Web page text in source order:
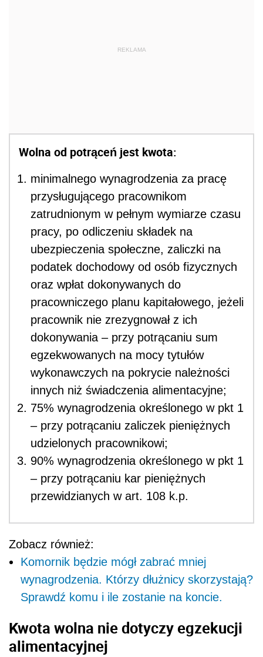
REKLAMA
Wolna od potrąceń jest kwota:
minimalnego wynagrodzenia za pracę
przysługującego pracownikom
zatrudnionym w pełnym wymiarze czasu
pracy, po odliczeniu składek na
ubezpieczenia społeczne, zaliczki na
podatek dochodowy od osób fizycznych
oraz wpłat dokonywanych do
pracowniczego planu kapitałowego, jeżeli
pracownik nie zrezygnował z ich
dokonywania – przy potrącaniu sum
egzekwowanych na mocy tytułów
wykonawczych na pokrycie należności
innych niż świadczenia alimentacyjne;
75% wynagrodzenia określonego w pkt 1
– przy potrącaniu zaliczek pieniężnych
udzielonych pracownikowi;
90% wynagrodzenia określonego w pkt 1
– przy potrącaniu kar pieniężnych
przewidzianych w art. 108 k.p.
Zobacz również:
Komornik będzie mógł zabrać mniej
wynagrodzenia. Którzy dłużnicy skorzystają?
Sprawdź komu i ile zostanie na koncie.
Kwota wolna nie dotyczy egzekucji
alimentacyjnej